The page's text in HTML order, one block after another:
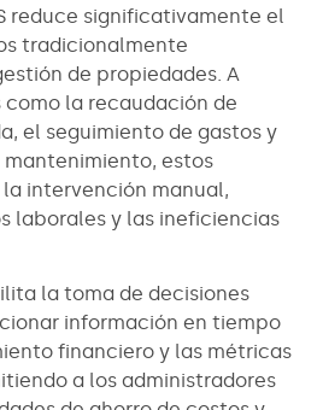
reduce significativamente el
tradicionalmente
de propiedades. A
la recaudación de
el seguimiento de gastos y
estos
intervención manual,
laborales y las ineficiencias
la toma de decisiones
información en tiempo
financiero y las métricas
a los administradores